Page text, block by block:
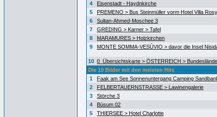
4
Eisenstadt - Haydnkirche
5
PREMENO > Bus Steinmüller vorm Hotel Villa Rosy
6
Sultan-Ahmed-Moschee 3
7
GREDING > Karner > Tafel
8
MARAMURES > Holzkirchen
9
MONTE SOMMA-VESÚVIO > davor die Insel
10 0_Übersichtskarte > ÖSTERREICH >
Die 10 Bilder mit den meisten Hits
1
Faak am See Sonnenuntergang Camping
2
FELBERTAUERNSTRASSE > Lawinengalerie
3
Störche 3
4
Büsum 02
5
THIERSEE > Hotel Charlotte